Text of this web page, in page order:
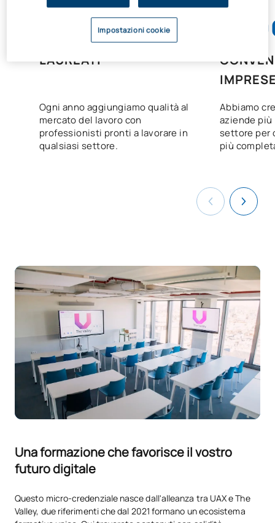
61,000
LAUREATI
Ogni anno aggiungiamo qualità al
mercato del lavoro con
professionisti pronti a lavorare in
qualsiasi settore.
Abbiamo
aziende
settore per
più
Una formazione che favorisce il vostro
futuro digitale
Questo micro-credenziale nasce dall'alleanza tra UAX e The
Valley, due riferimenti che dal 2021 formano un ecosistema
Impostazioni cookie